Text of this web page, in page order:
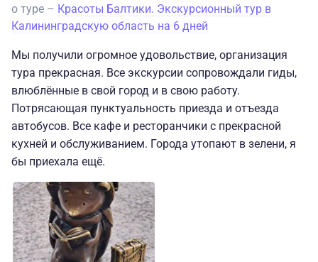
о туре – Красоты Балтики. Экскурсионный тур в
Калининградскую область на 6 дней
Мы получили огромное удовольствие, организация
тура прекрасная. Все экскурсии сопровождали гиды,
влюблённые в свой город и в свою работу.
Потрясающая пунктуальность приезда и отъезда
автобусов. Все кафе и ресторанчики с прекрасной
кухней и обслуживанием. Города утопают в зелени, я
бы приехала ещё.